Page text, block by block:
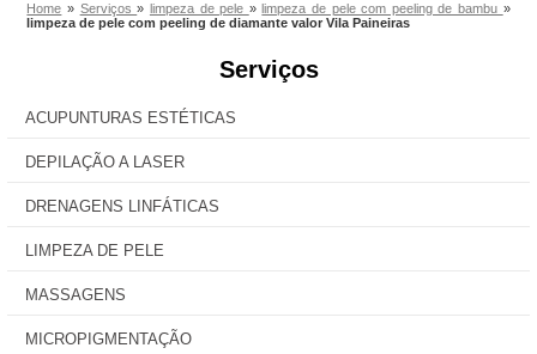
Home » Serviços» limpeza de pele »limpeza de pele com peeling de bambu »
limpeza de pele com peeling de diamante valor Vila Paineiras
Serviços
ACUPUNTURAS ESTÉTICAS
DEPILAÇÃO A LASER
DRENAGENS LINFÁTICAS
LIMPEZA DE PELE
MASSAGENS
MICROPIGMENTAÇÃO